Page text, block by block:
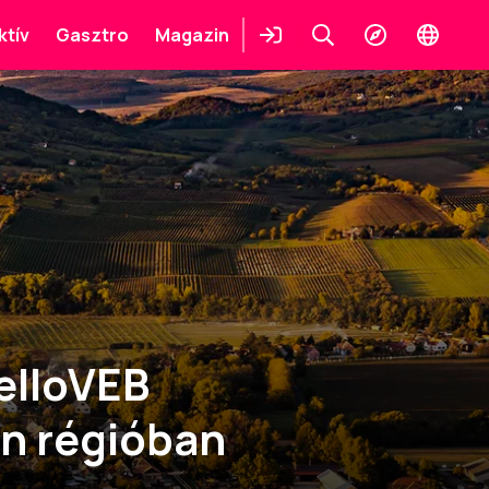
Gasztro Magazin
BelépésKeresésFelfedezés
Change
régióban